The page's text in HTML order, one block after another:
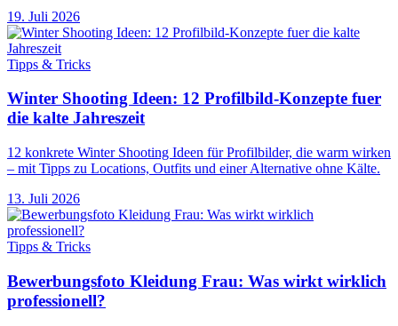
19. Juli 2026
Tipps & Tricks
Winter Shooting Ideen: 12 Profilbild-Konzepte fuer
die kalte Jahreszeit
12 konkrete Winter Shooting Ideen für Profilbilder, die warm wirken
– mit Tipps zu Locations, Outfits und einer Alternative ohne Kälte.
13. Juli 2026
Tipps & Tricks
Bewerbungsfoto Kleidung Frau: Was wirkt wirklich
professionell?